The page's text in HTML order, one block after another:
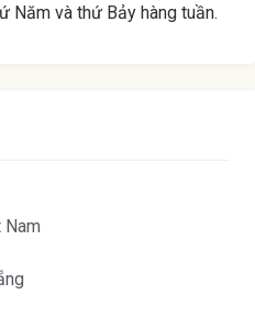
Năm và thứ Bảy hàng tuần.